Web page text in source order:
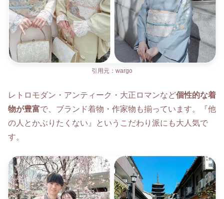
引用元：wargo
レトロモダン・アンティーク・大正ロマンなど個性的な着
物が豊富で、ブランド着物・作家物も揃っています。『他
の人とかぶりたくない』というこだわり派にも大人気で
す。